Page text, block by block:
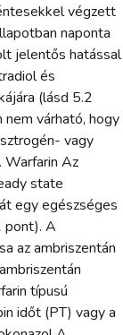
végzett
naponta
jelentős hatással
és
(lásd 5.2
várható, hogy
vagy
Warfarin Az
state
egy egészséges
pont). A
az ambriszentán
típusú
időt (PT) vagy a